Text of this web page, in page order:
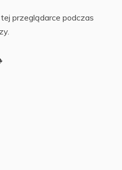
przeglądarce podczas